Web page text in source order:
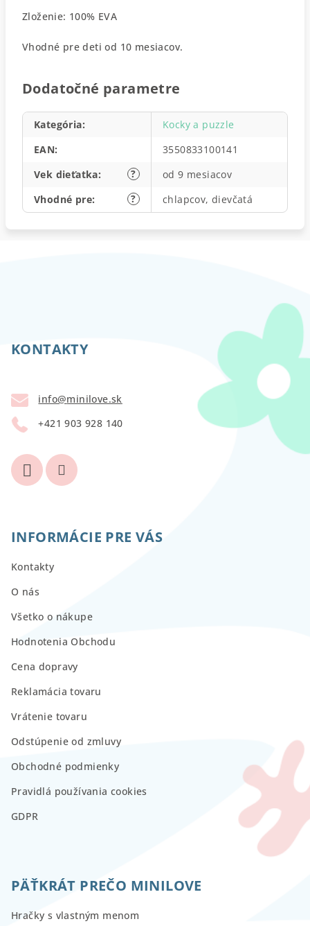
Zloženie: 100% EVA
Vhodné pre deti od 10 mesiacov.
Dodatočné parametre
Kategória:
Kocky a puzzle
EAN:
3550833100141
?
Vek dieťatka:
od 9 mesiacov
?
Vhodné pre: chlapcov, dievčatá
KONTAKTY
info@minilove.sk
+421 903 928 140
INFORMÁCIE PRE VÁS
Kontakty
O nás
Všetko o nákupe
Hodnotenia Obchodu
Cena dopravy
Reklamácia tovaru
Vrátenie tovaru
Odstúpenie od zmluvy
Obchodné podmienky
Pravidlá používania cookies
GDPR
PÄŤKRÁT PREČO MINILOVE
Hračky s vlastným menom